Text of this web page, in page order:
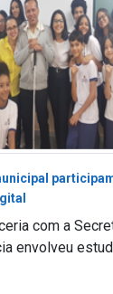
com a
envolveu